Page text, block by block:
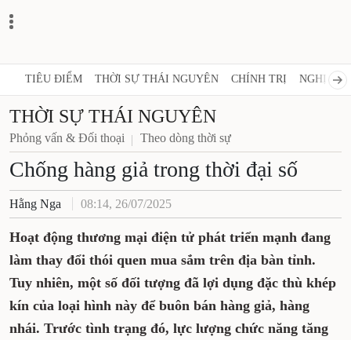
TIÊU ĐIỂM THỜI SỰ THÁI NGUYÊN CHÍNH TRỊ NGHỊ
THỜI SỰ THÁI NGUYÊN
Phỏng vấn & Đối thoại Theo dòng thời sự
Chống hàng giả trong thời đại số
Hằng Nga 08:14, 26/07/2025
Hoạt động thương mại điện tử phát triển mạnh đang
làm thay đổi thói quen mua sắm trên địa bàn tỉnh.
Tuy nhiên, một số đối tượng đã lợi dụng đặc thù khép
kín của loại hình này để buôn bán hàng giả, hàng
nhái. Trước tình trạng đó, lực lượng chức năng tăng